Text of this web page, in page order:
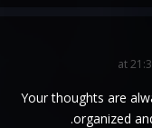
Your thoughts are
organized